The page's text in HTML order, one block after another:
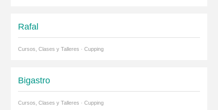
Rafal
Cursos, Clases y Talleres · Cupping
Bigastro
Cursos, Clases y Talleres · Cupping